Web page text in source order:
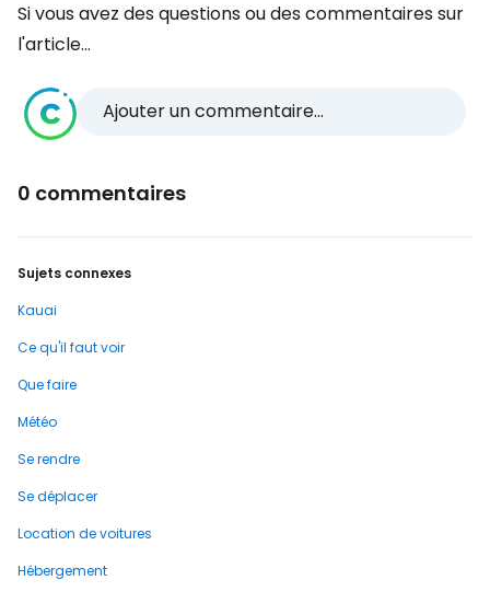
Si vous avez des questions ou des commentaires sur
l'article...
Ajouter un commentaire...
0 commentaires
Sujets connexes
Kauai
Ce qu'il faut voir
Que faire
Météo
Se rendre
Se déplacer
Location de voitures
Hébergement